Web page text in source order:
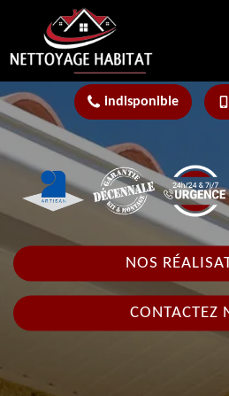
indisponible
NOS
CONTACTEZ